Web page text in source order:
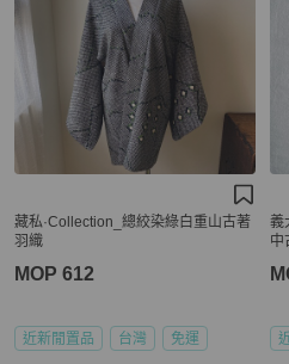
藏私·Collection_總絞染綠白重山古著
羽織
MOP 612
近新閒置品 台灣 免運
義
中